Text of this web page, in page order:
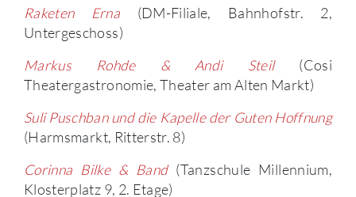
Raketen Erna (DM-Filiale, Bahnhofstr. 2,
Untergeschoss)
Markus Rohde & Andi Steil (Cosi
Theatergastronomie, Theater am Alten Markt)
Suli Puschban und die Kapelle der Guten Hoffnung
(Harmsmarkt, Ritterstr. 8)
Corinna Bilke & Band (Tanzschule Millennium,
Klosterplatz 9, 2. Etage)